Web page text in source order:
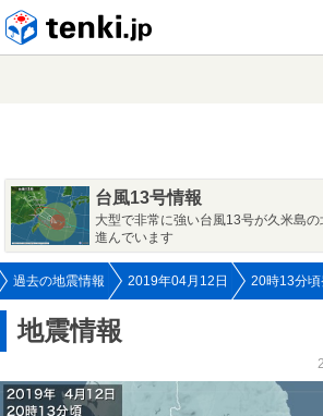
台風13号情報
大型で非常に強い台風13号が久米島
進んでいます
過去の地震情報 2019年04月12日 20時13分
地震情報